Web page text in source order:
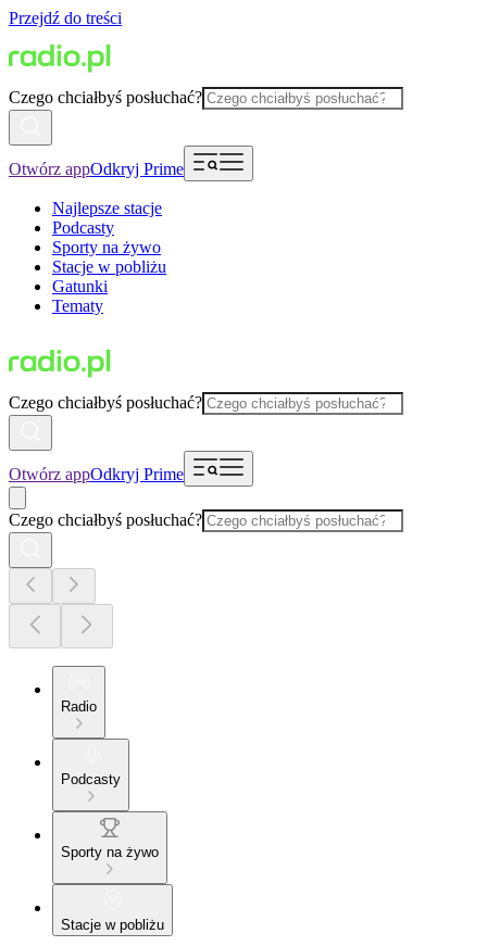
Przejdź do treści
Czego chciałbyś posłuchać?
Otwórz appOdkryj Prime
Najlepsze stacje
Podcasty
Sporty na żywo
Stacje w pobliżu
Gatunki
Tematy
Czego chciałbyś posłuchać?
Otwórz appOdkryj Prime
Czego chciałbyś posłuchać?
Radio
Podcasty
Sporty na żywo
Stacje w pobliżu